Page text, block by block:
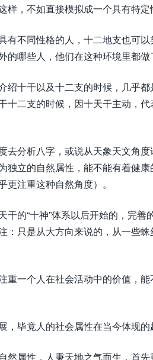
，不如直接模拟成一个具有特定
有不同性格的人，十二地支也可
哪些人，他们在这种环境里都做
绍十干以及十二支的时候，几乎
十二支的时候，因十天干主动，
分析八字，或说从天象天文角度
独立的自然属性，能不能有着健
注重这种自然角度）。
的“十神”体系以后开始的，完善
：只是从大方向来说的，从一些
重一个人在社会活动中的价值，
毕竟人的社会属性在当今体现的
属性，人秉天地之气而生，首先